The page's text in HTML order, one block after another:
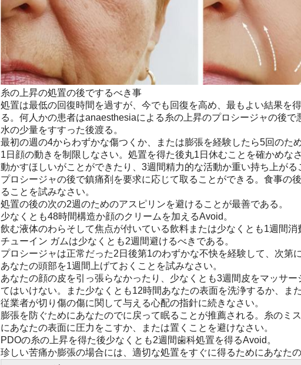
糸の上昇の処置の後でするべき事
処置は最低の回復時間を過すが、今でも回復を高め、最もよい結果を
る。何人かの患者はanaesthesiaによる糸の上昇のプロシージャの後
水の少量をすすった後渡る。
最初の週の4からわずかな傷つくか、または膨張を経験したら5回のた
1日顔の動きを制限しなさい。処置を得た後丸1日休むことを確かめなさ
動かすほしいがことができたり、3週間精力的な活動か重い持ち上がる
プロシージャの後で鎮痛剤を要求に応じて取ることができる。食事の
ることを試みなさい。
処置の後の次の2週のためのアスピリンを避けることが最善である。
少なくとも48時間構造か顔のクリームを加えるAvoid。
飲む液体のわらそして焦点が付いている飲料または少なくとも1週間消
チューイン ガムは少なくとも2週間避けるべきである。
プロシージャは正常だった2日後第1のわずかな不快を経験して、次第に
あなたの頭部を1週間上げておくことを試みなさい。
あなたの顔の皮を引っ張らなかったり、少なくとも3週間皮をマッサ
てはいけない。また少なくとも12時間あなたの表面を洗浄するか、ま
従業者が切り傷の傷に関して与える心配の指針に続きなさい。
膨張を防ぐためにあなたのでに戻って眠ることが推薦される。糸のミ
にあなたの表面に圧力をこすか、または置くことを避けなさい。
PDOの糸の上昇を得た後少なくとも2週間歯科処置を得るAvoid。
珍しい苦痛か膨張の場合には、適切な処置をすぐに得るためにあなた